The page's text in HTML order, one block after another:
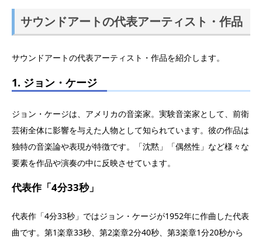
サウンドアートの代表アーティスト・作品
サウンドアートの代表アーティスト・作品を紹介します。
1. ジョン・ケージ
ジョン・ケージは、アメリカの音楽家。実験音楽家として、前衛
芸術全体に影響を与えた人物として知られています。彼の作品は
独特の音楽論や表現が特徴です。「沈黙」「偶然性」など様々な
要素を作品や演奏の中に反映させています。
代表作「4分33秒」
代表作「4分33秒」ではジョン・ケージが1952年に作曲した代表
曲です。第1楽章33秒、第2楽章2分40秒、第3楽章1分20秒から